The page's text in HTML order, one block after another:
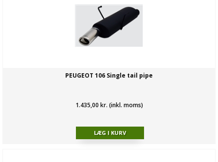
PEUGEOT 106 Single tail pipe
1.435,00 kr. (inkl. moms)